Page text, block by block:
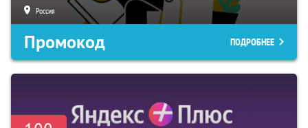
Россия
Промокод ПОДРОБНЕЕ